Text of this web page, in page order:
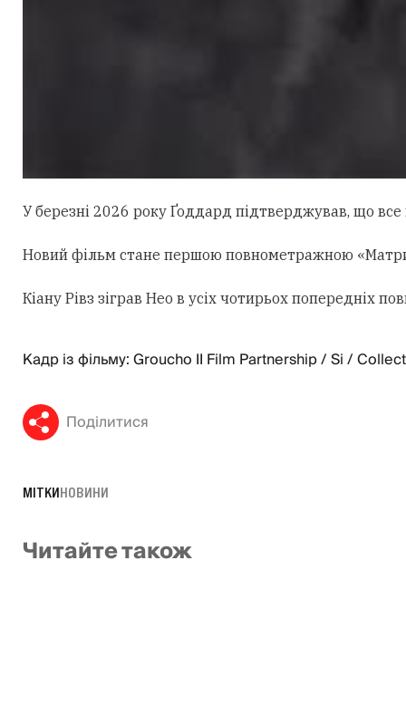
У березні 2026 року Ґоддард підтверджував, що все
Новий фільм стане першою повнометражною
Кіану Рівз зіграв Нео в усіх чотирьох попередніх
Кадр із фільму: Groucho II Film Partnership / Si /
Поділитися
МІТКИНОВИНИ
Читайте також